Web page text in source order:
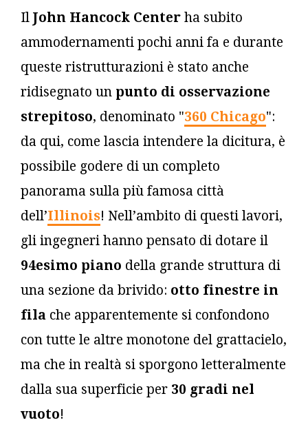
Il John Hancock Center ha subito
ammodernamenti pochi anni fa e durante
queste ristrutturazioni è stato anche
ridisegnato un punto di osservazione
strepitoso, denominato "360 Chicago":
da qui, come lascia intendere la dicitura, è
possibile godere di un completo
panorama sulla più famosa città
dell’Illinois! Nell’ambito di questi lavori,
gli ingegneri hanno pensato di dotare il
94esimo piano della grande struttura di
una sezione da brivido: otto finestre in
fila che apparentemente si confondono
con tutte le altre monotone del grattacielo,
ma che in realtà si sporgono letteralmente
dalla sua superficie per 30 gradi nel
vuoto!